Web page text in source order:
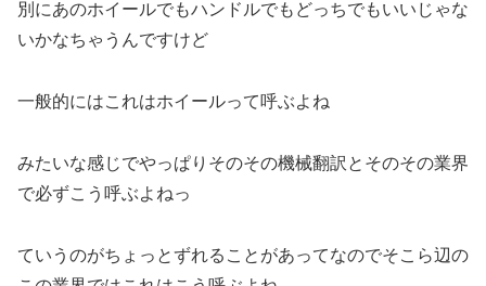
別にあのホイールでもハンドルでもどっちでもいいじゃな
いかなちゃうんですけど
一般的にはこれはホイールって呼ぶよね
みたいな感じでやっぱりそのその機械翻訳とそのその業界
で必ずこう呼ぶよねっ
ていうのがちょっとずれることがあってなのでそこら辺の